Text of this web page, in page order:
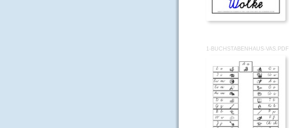
1-BUCHSTABENHAUS-VAS.PDF